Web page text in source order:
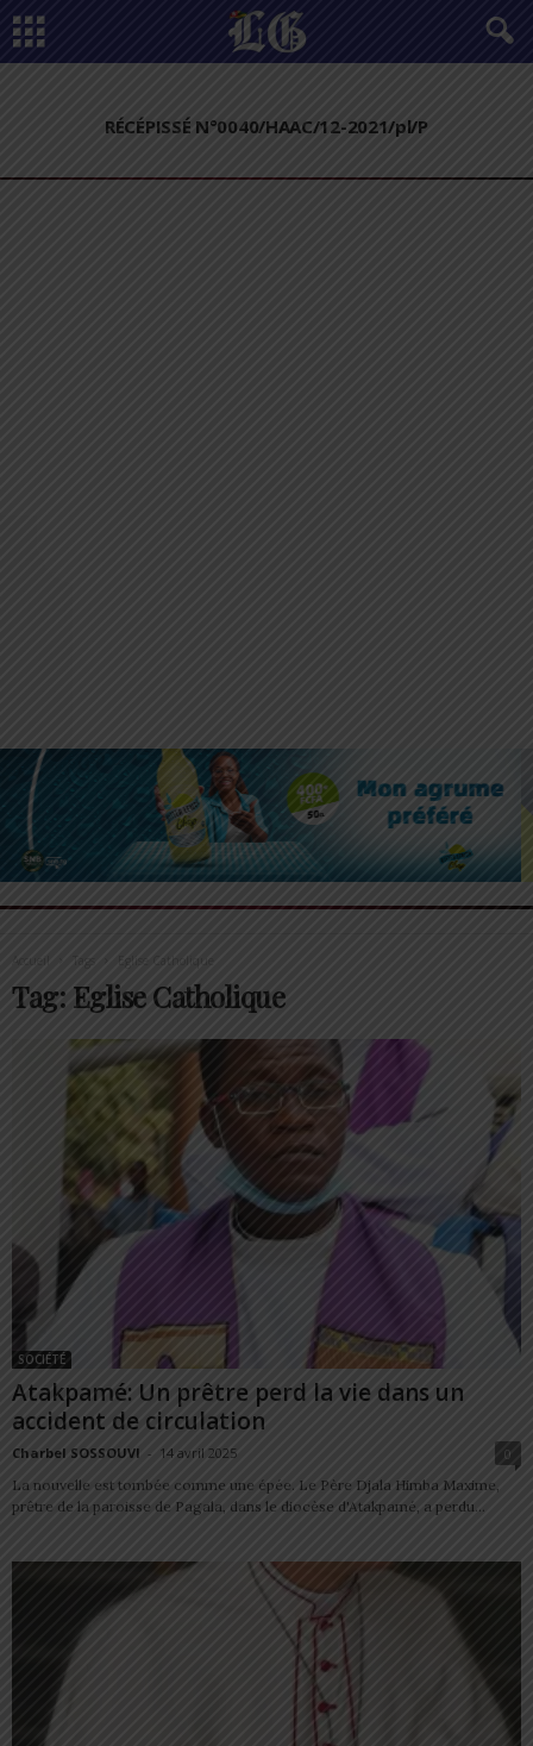
RÉCÉPISSÉ N°0040/HAAC/12-2021/pl/P
Tags Eglise Catholique
Tag: Eglise Catholique
SOCIÉTÉ
Atakpamé: Un prêtre perd la vie dans un
accident de circulation
Charbel SOSSOUVI - 14 avril 2025
0
La nouvelle est tombée comme une épée. Le Père Djala Himba Maxime,
prêtre de la paroisse de Pagala, dans le diocèse d'Atakpamé, a perdu...